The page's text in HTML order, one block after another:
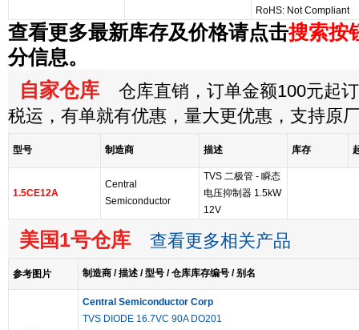
RoHS: Not Compliant
查看更多最新库存及价格请点击搜索按
分信息。
自家仓库 仓库直销，订单金额100元起
税运，有单就有优惠，量大更优惠，支持原
型号 制造商 描述 库存
1.5CE12A
Central
Semiconductor
TVS 二极管 - 瞬态
电压抑制器 1.5kW
12V
美国1号仓库 查看更多相关产品
参考图片 制造商 / 描述 / 型号 / 仓库库存编号 / 别名
Central Semiconductor Corp
TVS DIODE 16.7VC 90A DO201